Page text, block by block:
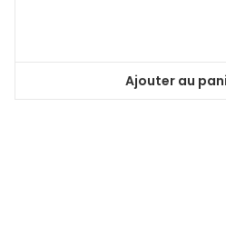
Ajouter au